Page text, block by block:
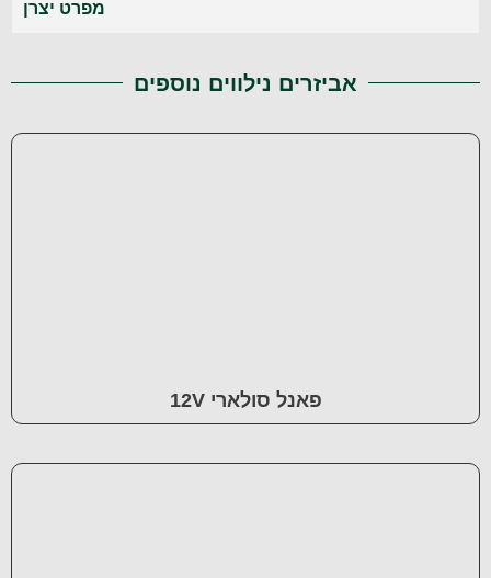
מפרט יצרן
אביזרים נילווים נוספים
פאנל סולארי 12V